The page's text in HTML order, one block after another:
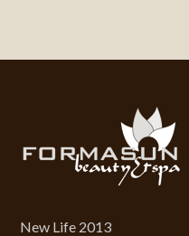
New Life 2013